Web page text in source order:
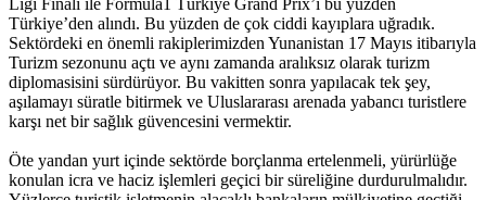
Ligi Finali ile Formula1 Türkiye Grand Prix’i bu yüzden
Türkiye’den alındı. Bu yüzden de çok ciddi kayıplara uğradık.
Sektördeki en önemli rakiplerimizden Yunanistan 17 Mayıs itibarıyla
Turizm sezonunu açtı ve aynı zamanda aralıksız olarak turizm
diplomasisini sürdürüyor. Bu vakitten sonra yapılacak tek şey,
aşılamayı süratle bitirmek ve Uluslararası arenada yabancı turistlere
karşı net bir sağlık güvencesini vermektir.
Öte yandan yurt içinde sektörde borçlanma ertelenmeli, yürürlüğe
konulan icra ve haciz işlemleri geçici bir süreliğine durdurulmalıdır.